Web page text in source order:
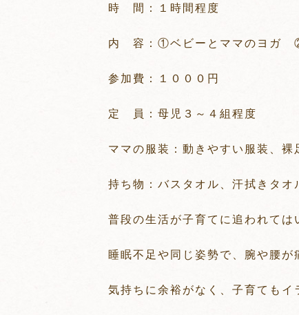
時 間：１時間程度
内 容：①ベビーとママのヨガ ②
参加費：１０００円
定 員：母児３～４組程度
ママの服装：動きやすい服装、裸
持ち物：バスタオル、汗拭きタオ
普段の生活が子育てに追われては
睡眠不足や同じ姿勢で、腕や腰が
気持ちに余裕がなく、子育てもイ